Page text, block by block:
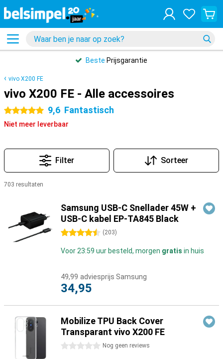
Beste Prijsgarantie
vivo X200 FE
vivo X200 FE - Alle accessoires
5 sterren 9,6 Fantastisch
Niet meer leverbaar
Filter Sorteer
703 resultaten
Samsung USB-C Snellader 45W +
USB-C kabel EP-TA845 Black
4.5 sterren (203)
Voor 23:59 uur besteld, morgen gratis in huis
49,99 adviesprijs Samsung
34,95
Mobilize TPU Back Cover
Transparant vivo X200 FE
0 sterren Nog geen reviews